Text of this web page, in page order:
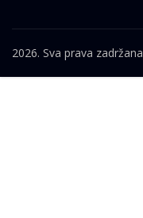
2026. Sva prava zadržana